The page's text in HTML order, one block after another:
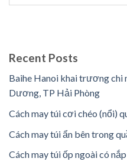
Recent Posts
Baihe Hanoi khai trương
Dương, TP Hải Phòng
Cách may túi cơi chéo (nổi)
Cách may túi ẩn bên trong
Cách may túi ốp ngoài có